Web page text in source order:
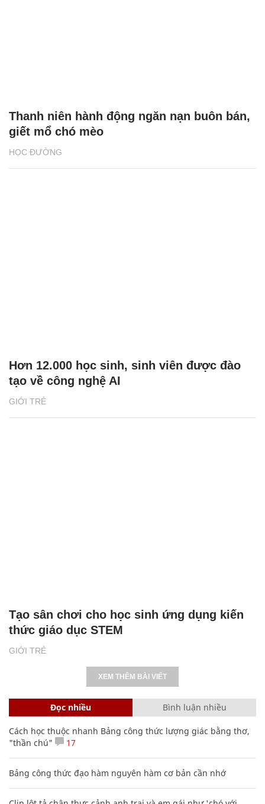
HỌC ĐƯỜNG
Thanh niên hành động ngăn nạn buôn bán,
giết mổ chó mèo
GIỚI TRẺ
Hơn 12.000 học sinh, sinh viên được đào
tạo về công nghệ AI
GIỚI TRẺ
Tạo sân chơi cho học sinh ứng dụng kiến
thức giáo dục STEM
XEM THÊM BÀI VIẾT
Đọc nhiều Bình luận nhiều
Cách học thuộc nhanh Bảng công thức lượng giác bằng thơ,
"thần chú"
17
Bảng công thức đạo hàm nguyên hàm cơ bản cần nhớ